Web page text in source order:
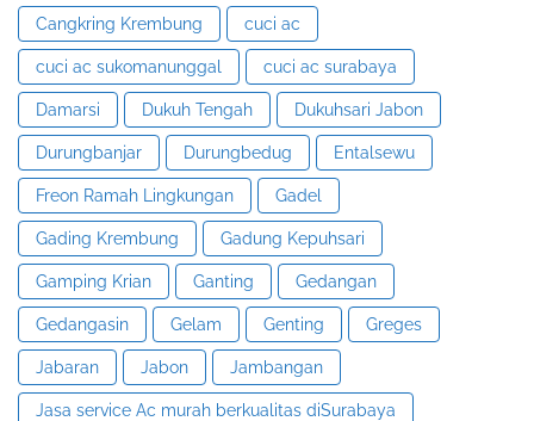
Cangkring Krembung cuci ac
cuci ac sukomanunggal cuci ac surabaya
Damarsi Dukuh Tengah Dukuhsari Jabon
Durungbanjar Durungbedug Entalsewu
Freon Ramah Lingkungan Gadel
Gading Krembung Gadung Kepuhsari
Gamping Krian Ganting Gedangan
Gedangasin Gelam Genting Greges
Jabaran Jabon Jambangan
Jasa service Ac murah berkualitas diSurabaya